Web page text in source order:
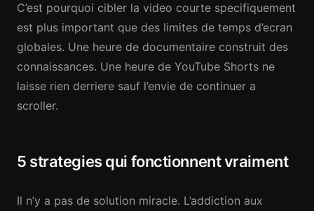
C’est pourquoi cibler la video courte specifiquement
est plus important que des limites de temps d’ecran
globales. Une heure de documentaire construit des
connaissances. Une heure de YouTube Shorts ne
laisse rien derriere sauf l’envie de continuer a
scroller.
5 strategies qui fonctionnent vraiment
Il n’y a pas de solution miracle. L’addiction aux